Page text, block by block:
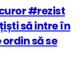
#rezist
să intre în
să se